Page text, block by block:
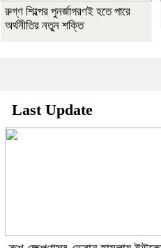
রুগ্ণ শিল্পের পুনর্জাগরণই হতে পারে
অর্থনীতির নতুন শক্তি
Last Update